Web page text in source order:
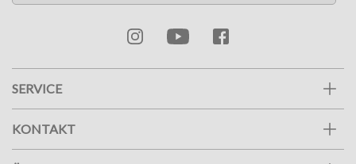
SERVICE
KONTAKT